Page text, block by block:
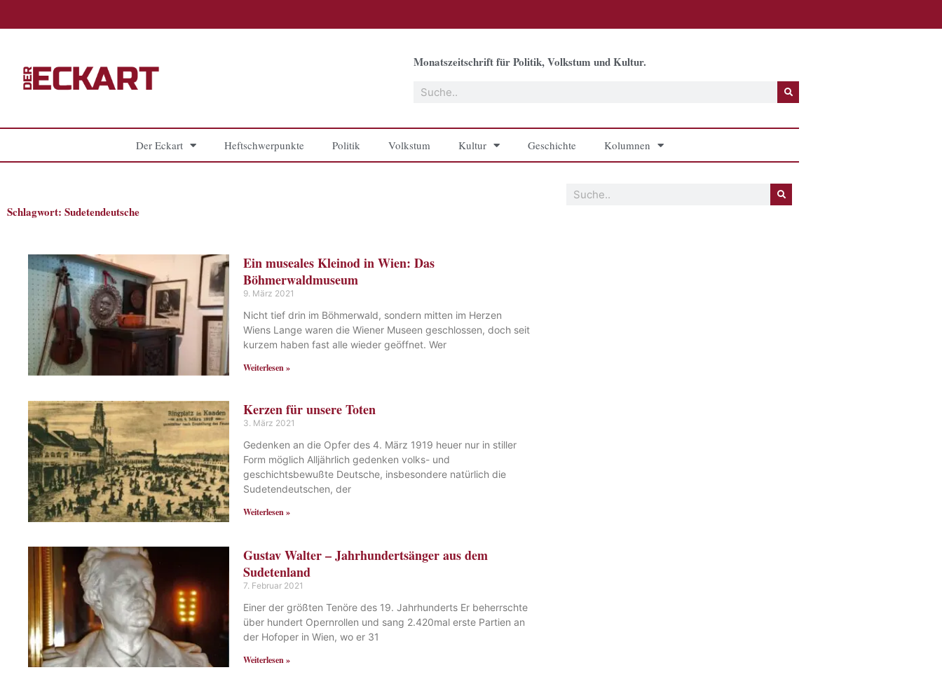
Monatszeitschrift für Politik, Volkstum und Kultur.
Suche
Der Eckart Heftschwerpunkte Politik Volkstum Kultur Geschichte Kolumnen
Schlagwort: Sudetendeutsche
Ein museales Kleinod in Wien: Das
Böhmerwaldmuseum
9. März 2021
Nicht tief drin im Böhmerwald, sondern mitten im Herzen
Wiens Lange waren die Wiener Museen geschlossen, doch seit
kurzem haben fast alle wieder geöffnet. Wer
Weiterlesen »
Kerzen für unsere Toten
3. März 2021
Gedenken an die Opfer des 4. März 1919 heuer nur in stiller
Form möglich Alljährlich gedenken volks- und
geschichtsbewußte Deutsche, insbesondere natürlich die
Sudetendeutschen, der
Weiterlesen »
Gustav Walter – Jahrhundertsänger aus dem
Sudetenland
7. Februar 2021
Einer der größten Tenöre des 19. Jahrhunderts Er beherrschte
über hundert Opernrollen und sang 2.420mal erste Partien an
der Hofoper in Wien, wo er 31
Weiterlesen »